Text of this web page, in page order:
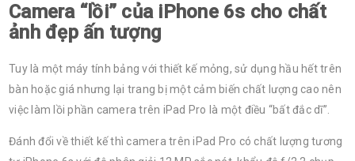
Camera “lồi” của iPhone 6s cho chất
ảnh đẹp ấn tượng
Tuy là một máy tính bảng với thiết kế mỏng, sử dụng hầu hết trên
bàn hoặc giá nhưng lại trang bị một cảm biến chất lượng cao nên
việc làm lồi phần camera trên iPad Pro là một điều “bất đắc dĩ”.
Đánh đổi về thiết kế thì camera trên iPad Pro có chất lượng tương